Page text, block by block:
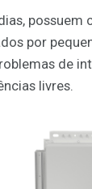
possuem
por
de
livres.